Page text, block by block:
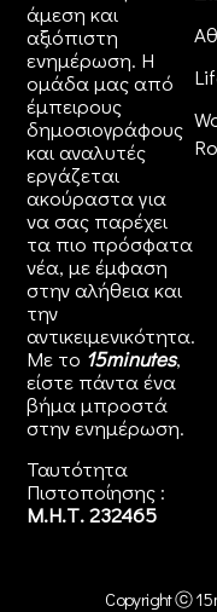
άμεση και
αξιόπιστη
ενημέρωση. Η
ομάδα μας από
έμπειρους
δημοσιογράφους
και αναλυτές
εργάζεται
ακούραστα για
να σας παρέχει
τα πιο πρόσφατα
νέα, με έμφαση
στην αλήθεια και
την
αντικειμενικότητα.
Με το 15minutes,
είστε πάντα ένα
βήμα μπροστά
στηνενημέρωση.
Ταυτότητα
Πιστοποίησης :
Μ.Η.Τ. 232465
Copyright ⓒ